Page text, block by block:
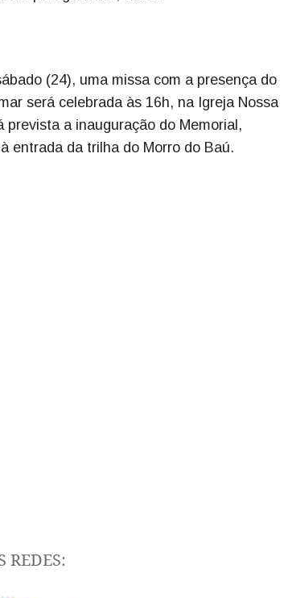
(24), uma missa com a presença do
será celebrada às 16h, na Igreja Nossa
a inauguração do Memorial,
entrada da trilha do Morro do Baú.
REDES: